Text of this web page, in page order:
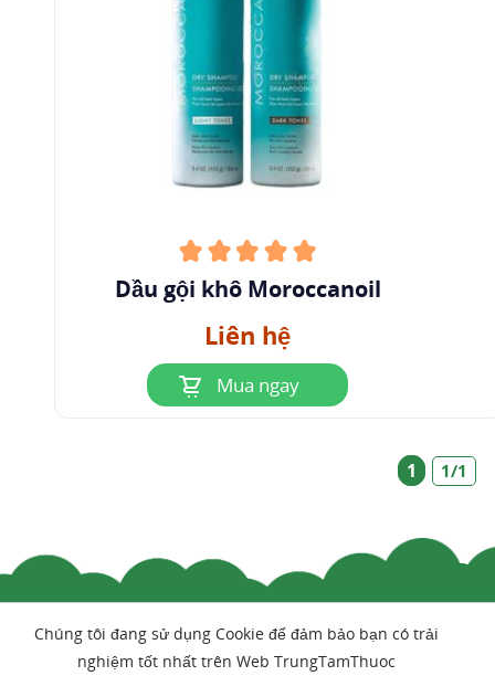
Dầu gội khô Moroccanoil
Liên hệ
Mua ngay
1 1/1
Chúng tôi đang sử dụng Cookie để đảm bảo bạn có trải
nghiệm tốt nhất trên Web TrungTamThuoc